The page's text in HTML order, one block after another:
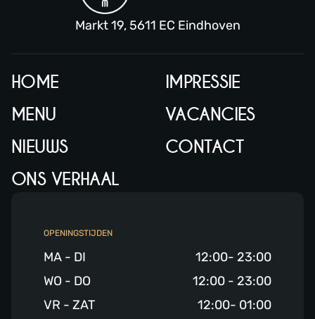
Markt 19, 5611 EC Eindhoven
HOME
MENU
NIEUWS
ONS VERHAAL
IMPRESSIE
VACANCIES
CONTACT
OPENINGSTIJDEN
MA - DI
12:00- 23:00
WO - DO
12:00 - 23:00
VR - ZAT
12:00- 01:00